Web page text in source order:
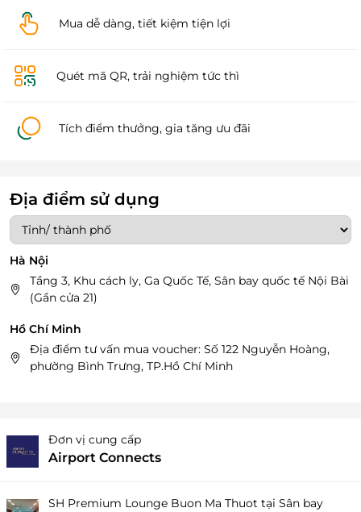
Mua dễ dàng, tiết kiệm tiện lợi
Quét mã QR, trải nghiệm tức thì
Tích điểm thưởng, gia tăng ưu đãi
Địa điểm sử dụng
Hà Nội
Tầng 3, Khu cách ly, Ga Quốc Tế, Sân bay quốc tế Nội Bài
(Gần cửa 21)
Hồ Chí Minh
Địa điểm tư vấn mua voucher: Số 122 Nguyễn Hoàng,
phường Bình Trưng, TP.Hồ Chí Minh
Đơn vị cung cấp
Airport Connects
SH Premium Lounge Buon Ma Thuot tại Sân bay